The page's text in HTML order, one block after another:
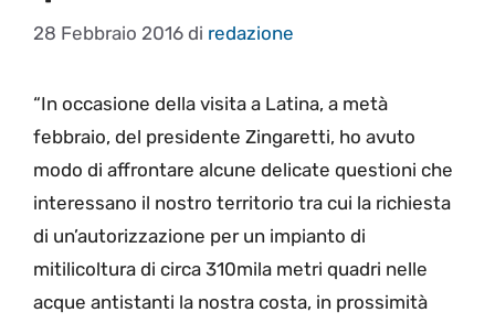
28 Febbraio 2016 di redazione
“In occasione della visita a Latina, a metà
febbraio, del presidente Zingaretti, ho avuto
modo di affrontare alcune delicate questioni che
interessano il nostro territorio tra cui la richiesta
di un’autorizzazione per un impianto di
mitilicoltura di circa 310mila metri quadri nelle
acque antistanti la nostra costa, in prossimità